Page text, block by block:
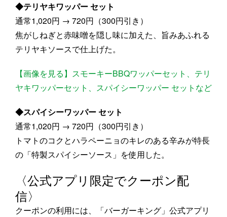
◆テリヤキワッパー セット
通常1,020円 → 720円（300円引き）
焦がしねぎと赤味噌を隠し味に加えた、旨みあふれる
テリヤキソースで仕上げた。
【画像を見る】スモーキーBBQワッパーセット、テリ
ヤキワッパーセット、スパイシーワッパー セットなど
◆スパイシーワッパー セット
通常1,020円 → 720円（300円引き）
トマトのコクとハラペーニョのキレのある辛みが特長
の「特製スパイシーソース」を使用した。
〈公式アプリ限定でクーポン配
信〉
クーポンの利用には、「バーガーキング」公式アプリ